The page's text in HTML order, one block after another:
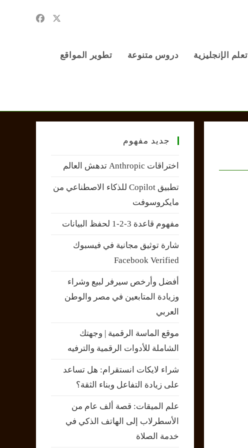
تعلم الإنجليزية دروس متنوعة تطوير المواقع
جديد مفهوم
اختراقات Anthropic تدهش العالم
تطبيق Copilot للذكاء الاصطناعي من
مايكروسوفت
مفهوم قاعدة 3-2-1 لحفظ البيانات
شارة توثيق مجانية في فيسبوك
Facebook Verified
أفضل وأرخص سيرفر لبيع وشراء
وزيادة المتابعين في مصر والوطن
العربي
موقع الماسة الرقمية | وجهتك
الشاملة للأدوات الرقمية والترفيه
شراء لايكات انستقرام: هل تساعد
على زيادة التفاعل وبناء الثقة؟
علم الميقات: قصة ألف عام من
الأسطرلاب إلى الهاتف الذكي في
خدمة الصلاة